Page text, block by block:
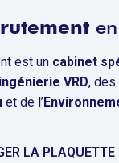
est un cabinet
ingénierie VRD, des
et de l’
LA PLAQUETTE